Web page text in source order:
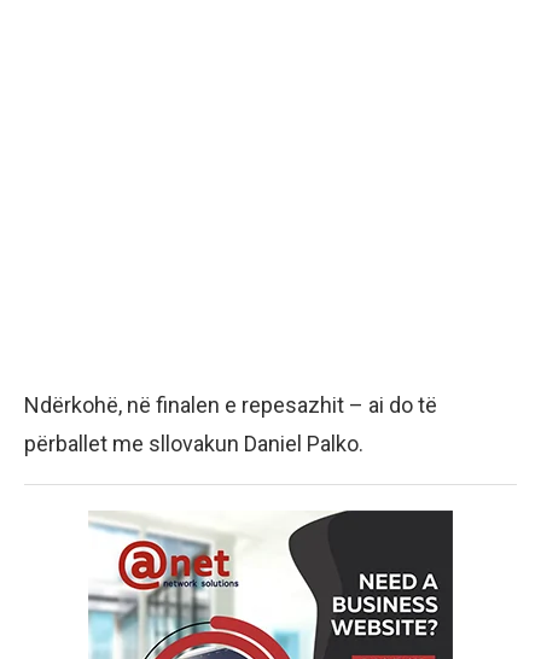
Ndërkohë, në finalen e repesazhit – ai do të
përballet me sllovakun Daniel Palko.